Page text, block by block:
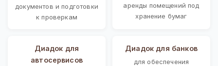
документов и подготовки
к проверкам
аренды помещений под
хранение бумаг
Диадок для
автосервисов
Диадок для банков
для обеспечения